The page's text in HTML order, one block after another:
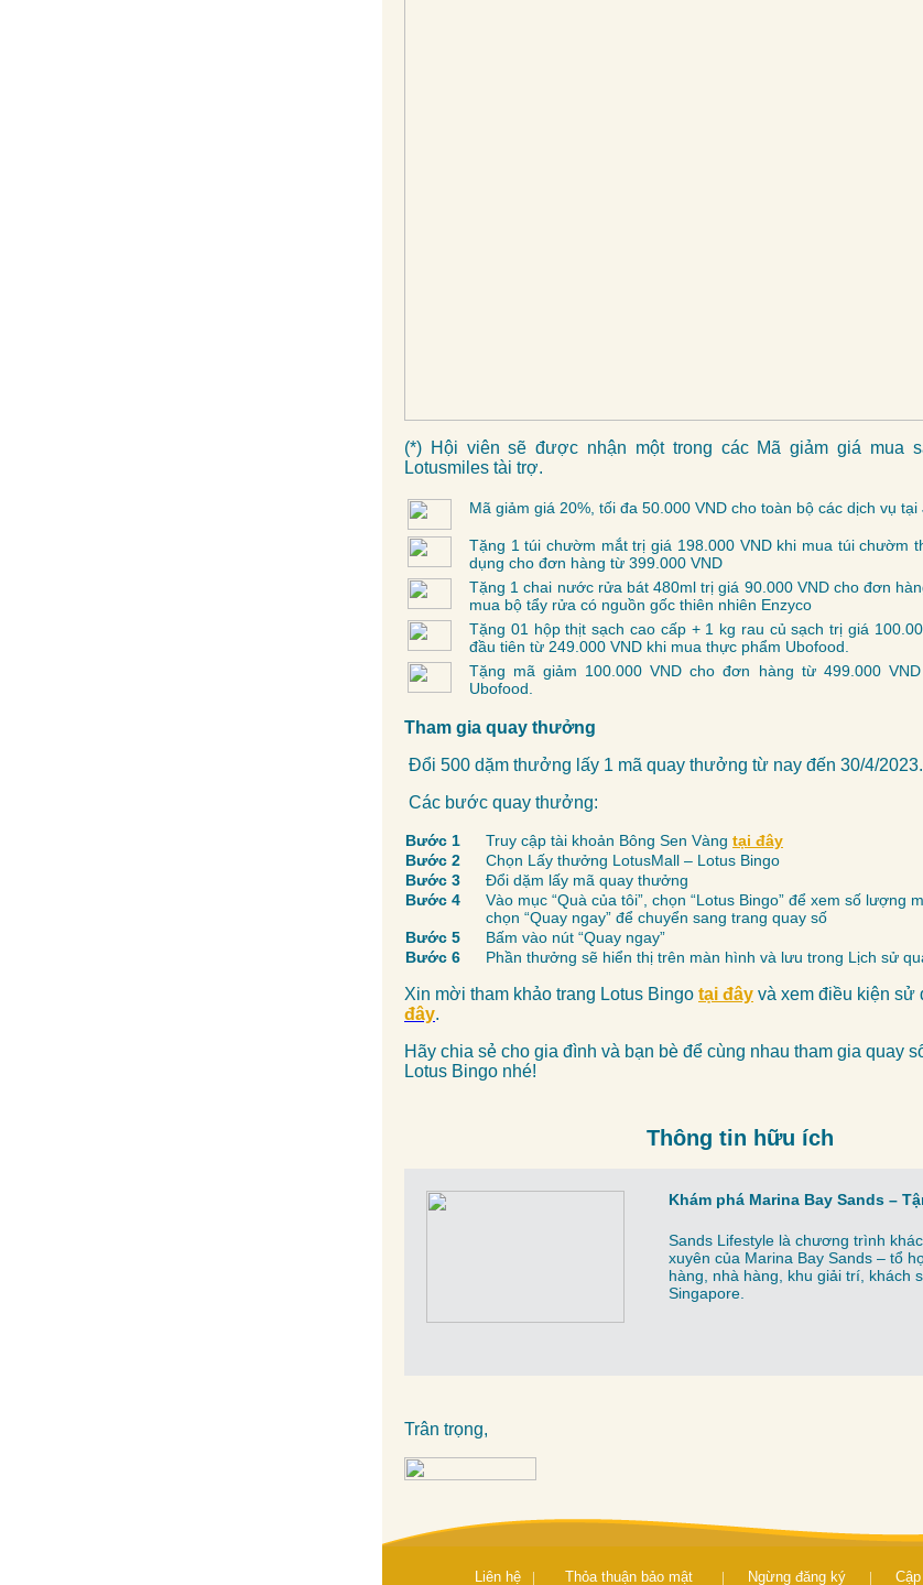
(*) Hội viên sẽ được nhận một trong các Mã giảm giá mua
Lotusmiles tài trợ.
Mã giảm giá 20%, tối đa 50.000 VND cho toàn bộ các dịch vụ tại
Tặng 1 túi chườm mắt trị giá 198.000 VND khi mua túi chườm
dụng cho đơn hàng từ 399.000 VND
Tặng 1 chai nước rửa bát 480ml trị giá 90.000 VND cho đơn
mua bộ tẩy rửa có nguồn gốc thiên nhiên Enzyco
Tặng 01 hộp thịt sạch cao cấp + 1 kg rau củ sạch trị giá
đầu tiên từ 249.000 VND khi mua thực phẩm Ubofood.
Tặng mã giảm 100.000 VND cho đơn hàng từ 499.000
Ubofood.
Tham gia quay thưởng
Đổi 500 dặm thưởng lấy 1 mã quay thưởng từ nay đến 30/4/2023.
Các bước quay thưởng:
Bước 1 Truy cập tài khoản Bông Sen Vàng tại đây
Bước 2
Chọn Lấy thưởng LotusMall – Lotus Bingo
Bước 3
Đổi dặm lấy mã quay thưởng
Bước 4
Vào mục “Quà của tôi”, chọn “Lotus Bingo” để xem số lượng
chọn “Quay ngay” để chuyển sang trang quay số
Bước 5
Bấm vào nút “Quay ngay”
Bước 6
Phần thưởng sẽ hiển thị trên màn hình và lưu trong Lịch sử
Xin mời tham khảo trang Lotus Bingo tại đây và xem điều kiện sử
đây.
Hãy chia sẻ cho gia đình và bạn bè để cùng nhau tham gia quay
Lotus Bingo nhé!
Thông tin hữu ích
Khám phá Marina Bay Sands –
Sands Lifestyle là chương trình
xuyên của Marina Bay Sands – tổ
hàng, nhà hàng, khu giải trí, khách
Singapore.
Trân trọng,
Liên hệ | Thỏa thuận bảo mật | Ngừng đăng ký |